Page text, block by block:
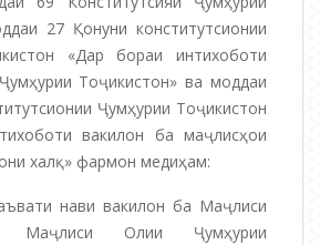
27 Қонуни конститутсионии
«Дар бораи интихоботи
Тоҷикистон» ва моддаи
Ҷумҳурии Тоҷикистон
вакилон ба маҷлисҳои
халқ» фармон медиҳам:
нави вакилон ба Маҷлиси
Маҷлиси Олии Ҷумҳурии